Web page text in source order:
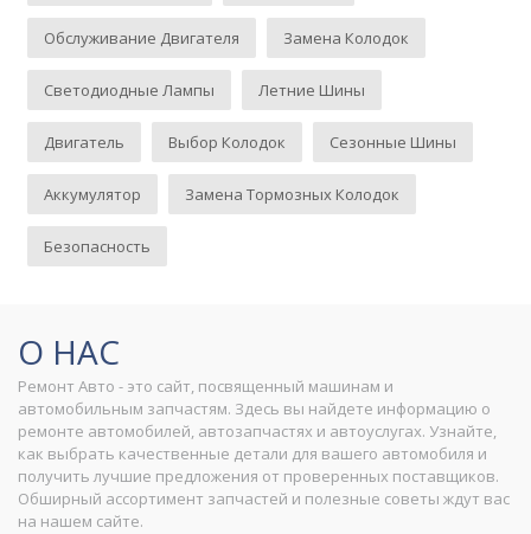
Обслуживание Двигателя Замена Колодок
Светодиодные Лампы Летние Шины
Двигатель Выбор Колодок Сезонные Шины
Аккумулятор Замена Тормозных Колодок
Безопасность
О НАС
Ремонт Авто - это сайт, посвященный машинам и
автомобильным запчастям. Здесь вы найдете информацию о
ремонте автомобилей, автозапчастях и автоуслугах. Узнайте,
как выбрать качественные детали для вашего автомобиля и
получить лучшие предложения от проверенных поставщиков.
Обширный ассортимент запчастей и полезные советы ждут вас
на нашем сайте.